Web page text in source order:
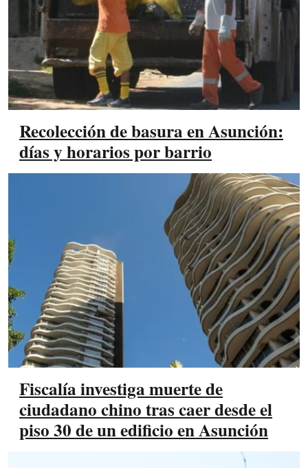
Recolección de basura en Asunción:
días y horarios por barrio
Fiscalía investiga muerte de
ciudadano chino tras caer desde el
piso 30 de un edificio en Asunción